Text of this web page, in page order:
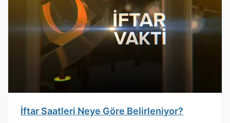
İftar Saatleri Neye Göre Belirleniyor?